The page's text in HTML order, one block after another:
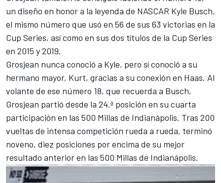
un diseño en honor a la leyenda de NASCAR Kyle Busch,
el mismo número que usó en 56 de sus 63 victorias en la
Cup Series, así como en sus dos títulos de la Cup Series
en 2015 y 2019.
Grosjean nunca conoció a Kyle, pero sí conoció a su
hermano mayor, Kurt, gracias a su conexión en Haas. Al
volante de ese número 18, que recuerda a Busch,
Grosjean partió desde la 24.ª posición en su cuarta
participación en las 500 Millas de Indianápolis. Tras 200
vueltas de intensa competición rueda a rueda, terminó
noveno, diez posiciones por encima de su mejor
resultado anterior en las 500 Millas de Indianápolis.